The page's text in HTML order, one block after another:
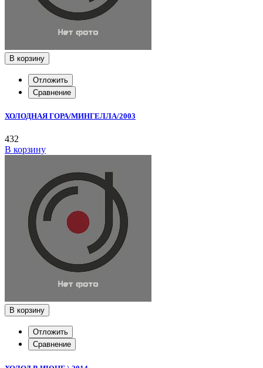
В корзину
Отложить
Сравнение
ХОЛОДНАЯ ГОРА/МИНГЕЛЛА/2003
432
В корзину
В корзину
Отложить
Сравнение